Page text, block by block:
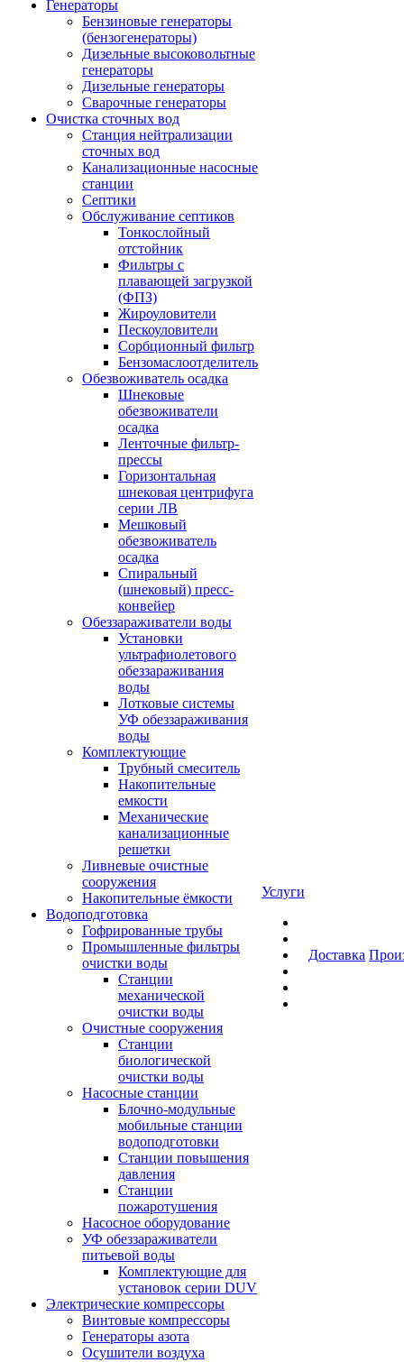
Генераторы
Бензиновые генераторы
(бензогенераторы)
Дизельные высоковольтные
генераторы
Дизельные генераторы
Сварочные генераторы
Очистка сточных вод
Станция нейтрализации
сточных вод
Канализационные насосные
станции
Септики
Обслуживание септиков
Тонкослойный
отстойник
Фильтры с
плавающей загрузкой
(ФПЗ)
Жироуловители
Пескоуловители
Сорбционный фильтр
Бензомаслоотделитель
Обезвоживатель осадка
Шнековые
обезвоживатели
осадка
Ленточные фильтр-
прессы
Горизонтальная
шнековая центрифуга
серии ЛВ
Мешковый
обезвоживатель
осадка
Спиральный
(шнековый) пресс-
конвейер
Обеззараживатели воды
Установки
ультрафиолетового
обеззараживания
воды
Лотковые системы
УФ обеззараживания
воды
Комплектующие
Трубный смеситель
Накопительные
емкости
Механические
канализационные
решетки
Ливневые очистные
сооружения
Накопительные ёмкости
Водоподготовка
Гофрированные трубы
Промышленные фильтры
очистки воды
Станции
механической
очистки воды
Очистные сооружения
Станции
биологической
очистки воды
Насосные станции
Блочно-модульные
мобильные станции
водоподготовки
Станции повышения
давления
Станции
пожаротушения
Насосное оборудование
УФ обеззараживатели
питьевой воды
Комплектующие для
установок серии DUV
Электрические компрессоры
Винтовые компрессоры
Генераторы азота
Осушители воздуха
Услуги
Доставка